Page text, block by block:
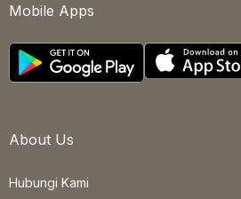
Mobile Apps
About Us
Hubungi Kami